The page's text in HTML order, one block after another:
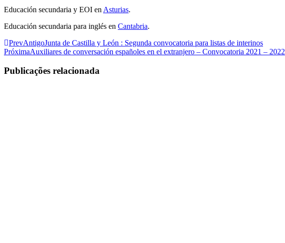
Educación secundaria y EOI en Asturias.
Educación secundaria para inglés en Cantabria.
PrevAntigoJunta de Castilla y León : Segunda convocatoria para listas de interinos
PróximaAuxiliares de conversación españoles en el extranjero – Convocatoria 2021 – 2022
Publicações relacionada